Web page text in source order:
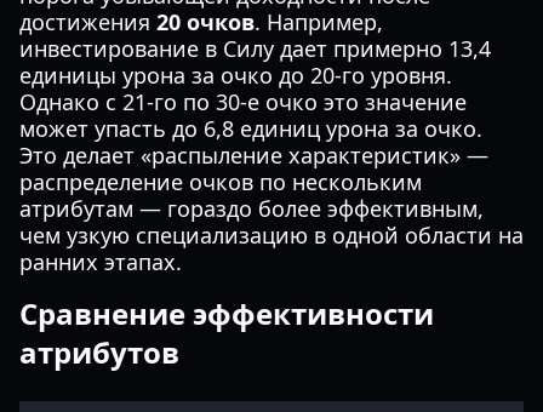
достижения 20 очков. Например,
инвестирование в Силу дает примерно 13,4
единицы урона за очко до 20-го уровня.
Однако с 21-го по 30-е очко это значение
может упасть до 6,8 единиц урона за очко.
Это делает «распыление характеристик» —
распределение очков по нескольким
атрибутам — гораздо более эффективным,
чем узкую специализацию в одной области на
ранних этапах.
Сравнение эффективности
атрибутов